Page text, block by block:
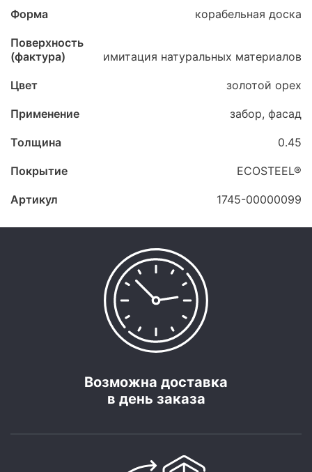
Форма корабельная доска
Поверхность
(фактура)
имитация натуральных материалов
Цвет золотой орех
Применение забор, фасад
Толщина 0.45
Покрытие ECOSTEEL®
Артикул 1745-00000099
Возможна доставка
в день заказа